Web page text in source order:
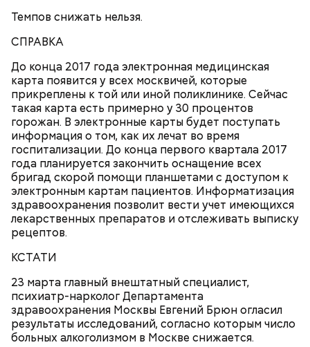
Темпов снижать нельзя.
СПРАВКА
До конца 2017 года электронная медицинская
карта появится у всех москвичей, которые
прикреплены к той или иной поликлинике. Сейчас
такая карта есть примерно у 30 процентов
горожан. В электронные карты будет поступать
информация о том, как их лечат во время
госпитализации. До конца первого квартала 2017
года планируется закончить оснащение всех
бригад скорой помощи планшетами с доступом к
электронным картам пациентов. Информатизация
здравоохранения позволит вести учет имеющихся
лекарственных препаратов и отслеживать выписку
рецептов.
КСТАТИ
23 марта главный внештатный специалист,
психиатр-нарколог Департамента
здравоохранения Москвы Евгений Брюн огласил
результаты исследований, согласно которым число
больных алкоголизмом в Москве снижается.
— Мы сами следим за территорией, выбрали даже
местный житель Геннадий Степанов, открывая
калитку собственным ключом и запуская собаку. —
Видите, замок даже повесили, чтобы не собирались
компании и не мусорили. А всем владельцам собак
раздали ключи.
находились подвалы завода, часто бывали провалы
грунта. Поэтому на этом месте не стали делать
детский городок, отдали его собачникам. Когда
забор поломали, они сразу забили тревогу.
- Проект федерального закона официально
направлен во все субъекты федерации, и наша
комиссия вместе с комиссией по
градостроительству, государственной